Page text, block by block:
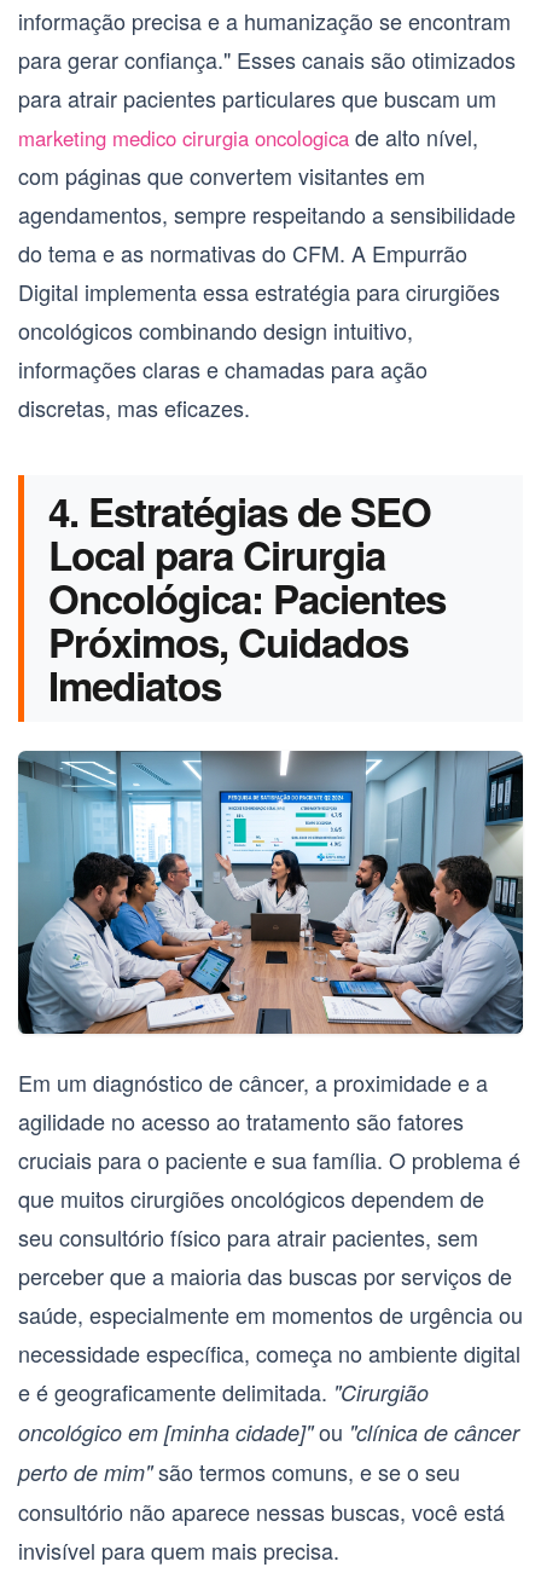
informação precisa e a humanização se encontram
para gerar confiança." Esses canais são otimizados
para atrair pacientes particulares que buscam um
marketing medico cirurgia oncologica de alto nível,
com páginas que convertem visitantes em
agendamentos, sempre respeitando a sensibilidade
do tema e as normativas do CFM. A Empurrão
Digital implementa essa estratégia paracirurgiões
oncológicoscombinando design intuitivo,
informações claras e chamadas para ação
discretas, mas eficazes.
4. Estratégias de SEO
Local para Cirurgia
Oncológica: Pacientes
Próximos, Cuidados
Imediatos
Em um diagnóstico de câncer, a proximidade e a
agilidade no acesso ao tratamento são fatores
cruciais para o paciente e sua família. O problema é
que muitoscirurgiões oncológicosdependem de
seu consultório físico para atrair pacientes, sem
perceber que a maioria das buscas por serviços de
saúde, especialmente em momentos de urgência ou
necessidade específica, começa no ambiente digital
e é geograficamente delimitada. "Cirurgião
oncológico em [minha cidade]"ou "clínica de câncer
perto de mim"são termos comuns, e se o seu
consultório não aparece nessas buscas, você está
invisível para quem mais precisa.